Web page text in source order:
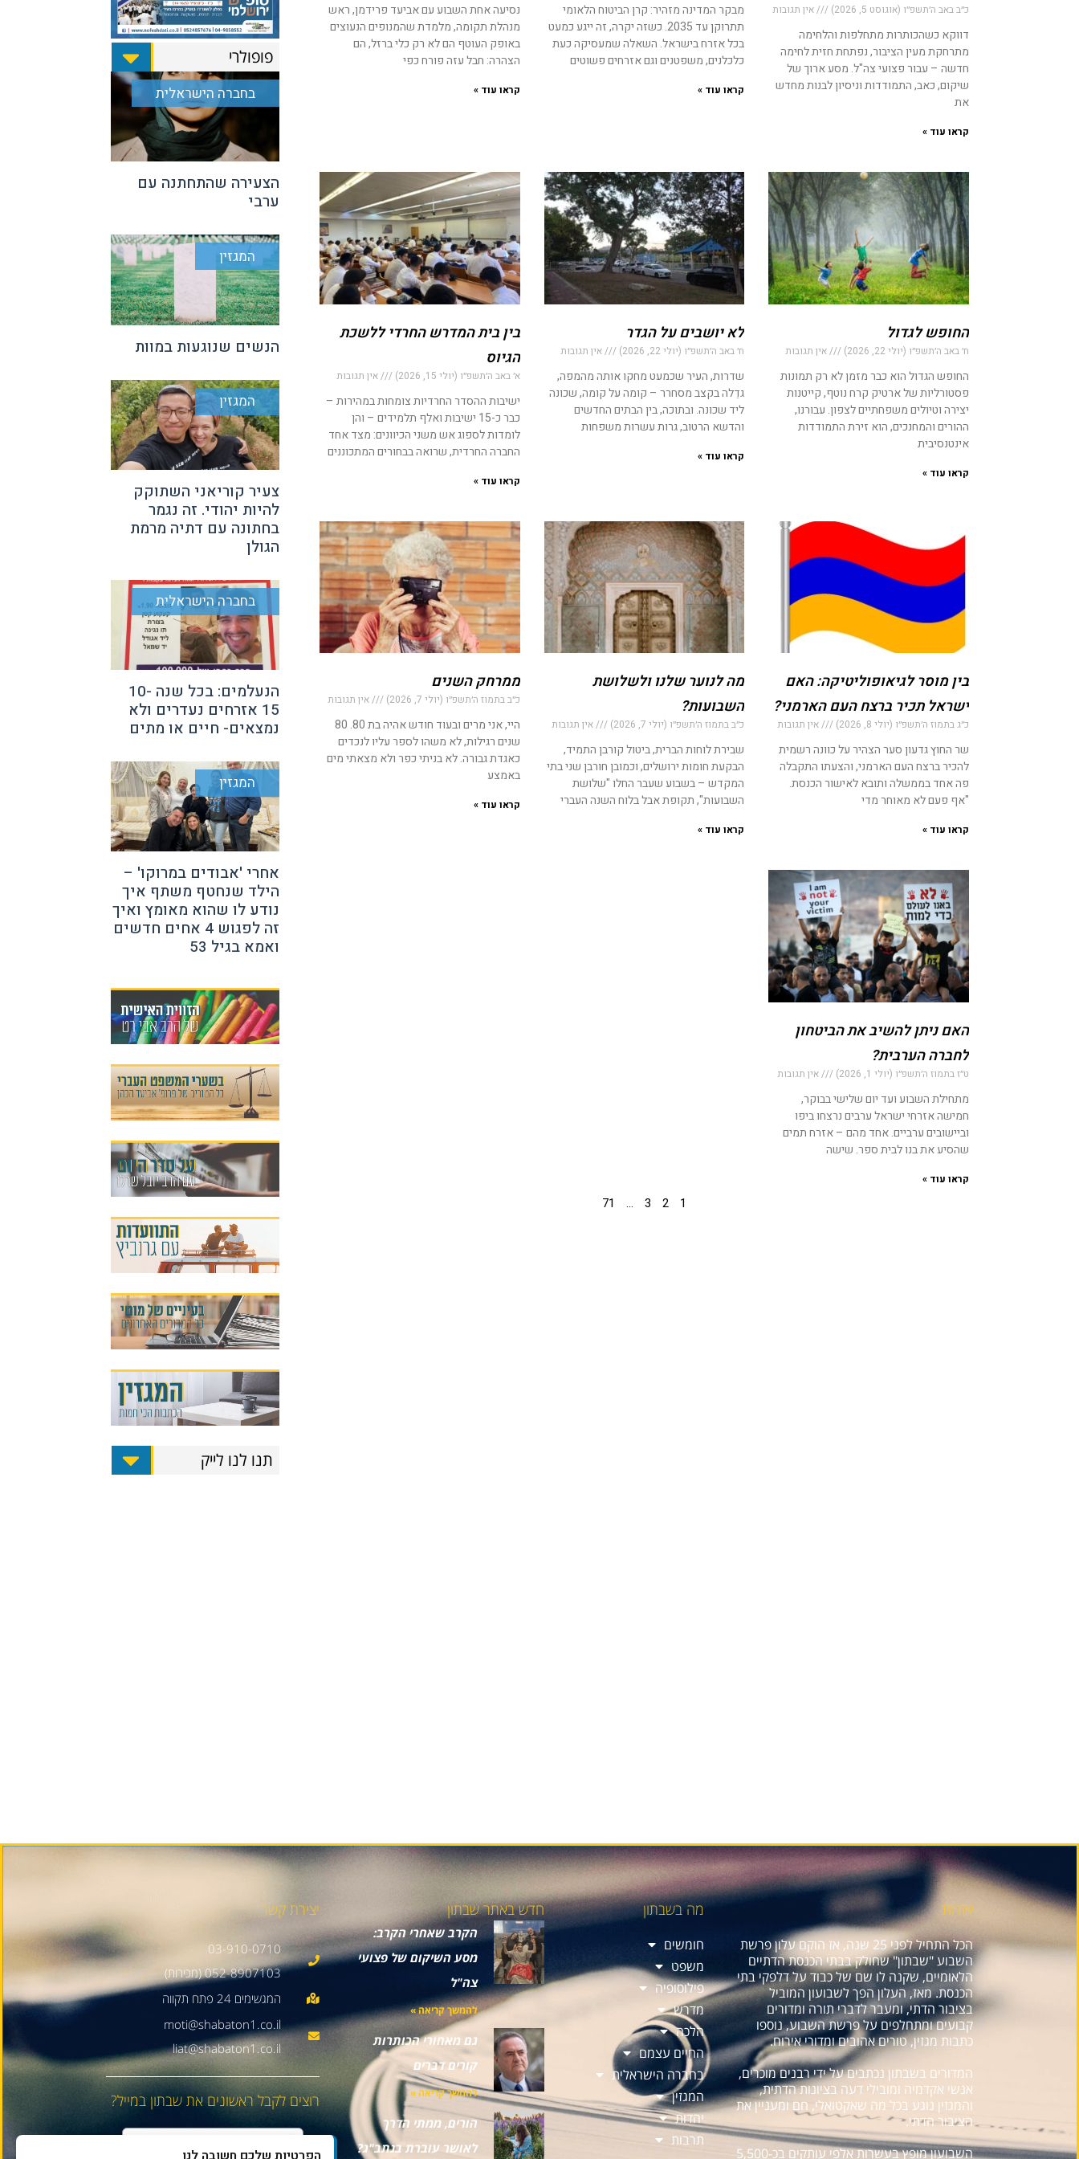
כ״ב באב ה׳תשפ״ו (אוגוסט 5, 2026) אין תגובות
דווקא כשהכותרות מתחלפות והלחימה
מתרחקת מעין הציבור, נפתחת חזית לחימה
חדשה – עבור פצועי צה"ל. מסע ארוך של
שיקום, כאב, התמודדות וניסיון לבנות מחדש
את
קראו עוד »
מבקר המדינה מזהיר: קרן הביטוח הלאומי
תתרוקן עד 2035. כשזה יקרה, זה ייגע כמעט
בכל אזרח בישראל. השאלה שמעסיקה כעת
כלכלנים, משפטנים וגם אזרחים פשוטים
קראו עוד »
נסיעה אחת השבוע עם אביעד פרידמן, ראש
מנהלת תקומה, מלמדת שהמנופים הנעוצים
באופק העוטף הם לא רק כלי ברזל, הם
הצהרה: חבל עזה פורח כפי
קראו עוד »
החופש לגדול
ח׳ באב ה׳תשפ״ו (יולי 22, 2026) אין תגובות
החופש הגדול הוא כבר מזמן לא רק תמונות
פסטורליות של ארטיק קרח נוטף, קייטנות
יצירה וטיולים משפחתיים לצפון. עבורנו,
ההורים והמחנכים, הוא זירת התמודדות
אינטנסיבית
קראו עוד »
לא יושבים על הגדר
ח׳ באב ה׳תשפ״ו (יולי 22, 2026) אין תגובות
שדרות, העיר שכמעט מחקו אותה מהמפה,
גדֵלה בקצב מסחרר – קומה על קומה, שכונה
ליד שכונה. ובתוכה, בין הבתים החדשים
והדשא הרטוב, גרות עשרות משפחות
קראו עוד »
בין בית המדרש החרדי ללשכת
הגיוס
א׳ באב ה׳תשפ״ו (יולי 15, 2026) אין תגובות
ישיבות ההסדר החרדיות צומחות במהירות –
כבר כ-15 ישיבות ואלף תלמידים – והן
לומדות לספוג אש משני הכיוונים: מצד אחד
החברה החרדית, שרואה בבחורים המתכוננים
קראו עוד »
בין מוסר לגיאופוליטיקה: האם
ישראל תכיר ברצח העם הארמני?
כ״ג בתמוז ה׳תשפ״ו (יולי 8, 2026) אין תגובות
שר החוץ גדעון סער הצהיר על כוונה רשמית
להכיר ברצח העם הארמני, והצעתו התקבלה
פה אחד בממשלה ותובא לאישור הכנסת.
"אף פעם לא מאוחר מדי
קראו עוד »
מה לנוער שלנו ולשלושת
השבועות?
כ״ב בתמוז ה׳תשפ״ו (יולי 7, 2026) אין תגובות
שבירת לוחות הברית, ביטול קורבן התמיד,
הבקעת חומות ירושלים, וכמובן חורבן שני בתי
המקדש – בשבוע שעבר החלו "שלושת
השבועות", תקופת אבל בלוח השנה העברי
קראו עוד »
ממרחק השנים
כ״ב בתמוז ה׳תשפ״ו (יולי 7, 2026) אין תגובות
היי, אני מרים ובעוד חודש אהיה בת 80. 80
שנים רגילות, לא משהו לספר עליו לנכדים
כאגדת גבורה. לא בניתי כפר ולא מצאתי מים
באמצע
קראו עוד »
האם ניתן להשיב את הביטחון
לחברה הערבית?
ט״ז בתמוז ה׳תשפ״ו (יולי 1, 2026) אין תגובות
מתחילת השבוע ועד יום שלישי בבוקר,
חמישה אזרחי ישראל ערבים נרצחו ביפו
וביישובים ערביים. אחד מהם – אזרח תמים
שהסיע את בנו לבית ספר. שישה
קראו עוד »
1
2
3
…
71
פופולרי
בחברה הישראלית
הצעירה שהתחתנה עם
ערבי
המגזין
הנשים שנוגעות במוות
המגזין
צעיר קוריאני השתוקק
להיות יהודי. זה נגמר
בחתונה עם דתיה מרמת
הגולן
בחברה הישראלית
הנעלמים: בכל שנה 10-
15 אזרחים נעדרים ולא
נמצאים- חיים או מתים
המגזין
אחרי 'אבודים במרוקו' –
הילד שנחטף משתף איך
נודע לו שהוא מאומץ ואיך
זה לפגוש 4 אחים חדשים
ואמא בגיל 53
תנו לנו לייק
אודות
הכל התחיל לפני 25 שנה, אז הוקם עלון פרשת
השבוע "שבתון" שחולק בבתי הכנסת הדתיים
הלאומיים, שקנה לו שם של כבוד על דלפקי בתי
הכנסת. מאז, העלון הפך לשבועון המוביל
בציבור הדתי, ומעבר לדברי תורה ומדורים
קבועים ומתחלפים על פרשת השבוע, נוספו
כתבות מגזין, טורים אהובים ומדורי אירוח.
המדורים בשבתון נכתבים על ידי רבנים מוכרים,
אנשי אקדמיה ומובילי דעה בציונות הדתית,
והמגזין נוגע בכל מה שאקטואלי, חם ומעניין את
הציבור הדתי.
השבועון מופץ בעשרות אלפי עותקים בכ-5,500
מה בשבתון
חומשים
משפט
פילוסופיה
מדרש
הלכה
החיים עצמם
בחברה הישראלית
המגזין
יהדות
תרבות
חדש באתר שבתון
הקרב שאחרי הקרב:
מסע השיקום של פצועי
צה"ל
להמשך קריאה »
גם מאחורי הכותרות
קורים דברים
להמשך קריאה »
הורים, ממתי הדרך
לאושר עוברת בנתב"ג?
יצירת קשר
03-910-0710
052-8907103 (מכירות)
moti@shabaton1.co.il
liat@shabaton1.co.il
רוצים לקבל ראשונים את שבתון במייל?